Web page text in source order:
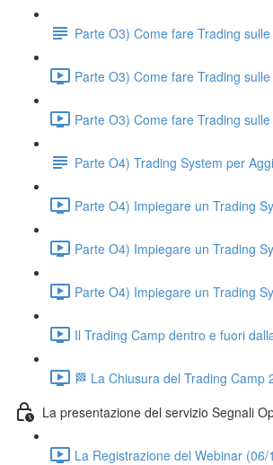
Parte O3) Come fare Trading
Parte O3) Come fare Trading
Parte O3) Come fare Trading
Parte O4) Trading System per
Parte O4) Impiegare un Trading
Parte O4) Impiegare un Trading
Parte O4) Impiegare un Trading
Il Trading Camp dentro e fuori
🏁 La Chiusura del Trading Camp
La presentazione del servizio Segnali
La Registrazione del Webinar